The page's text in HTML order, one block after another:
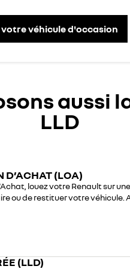
véhicule d'occasion
aussi
LLD
D’ACHAT (LOA)
louez votre Renault sur
ou de restituer votre véhicule.
(LLD)